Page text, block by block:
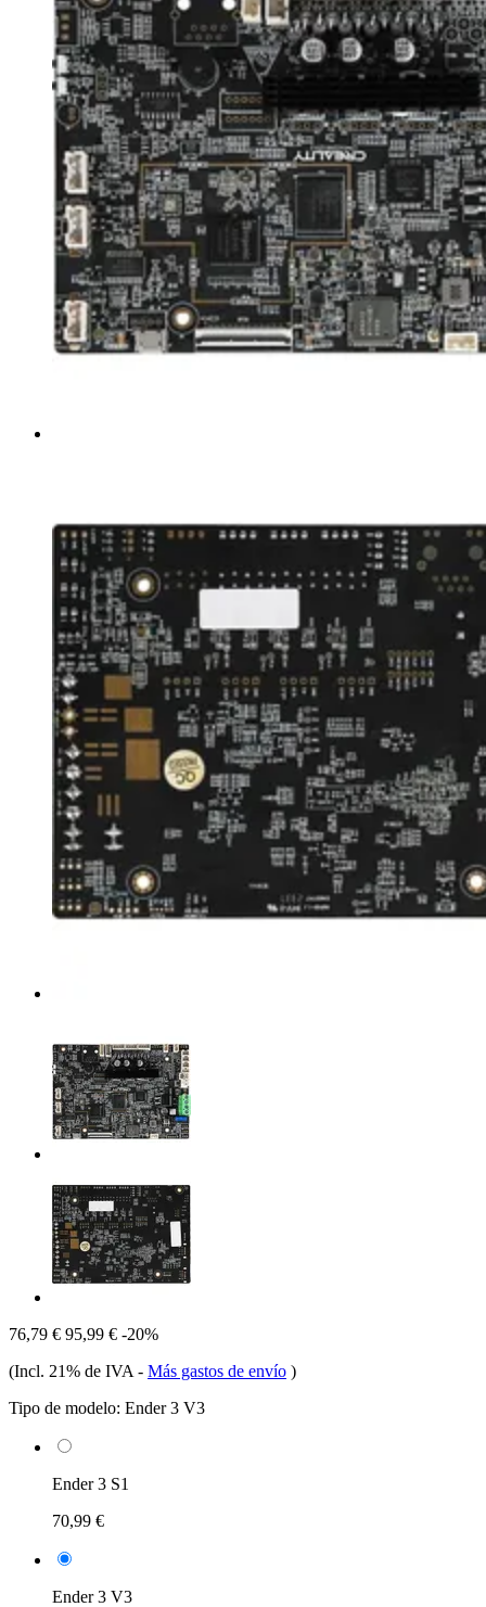
76,79 € 95,99 € -20%
(Incl. 21% de IVA - Más gastos de envío )
Tipo de modelo: Ender 3 V3
Ender 3 S1
70,99 €
Ender 3 V3